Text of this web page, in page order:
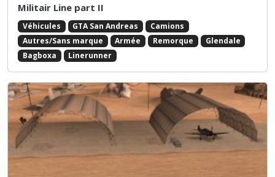
Militair Line part II
Véhicules GTA San Andreas
Camions
Autres/Sans marque
Armée Remorque
Glendale
Bagboxa
Linerunner